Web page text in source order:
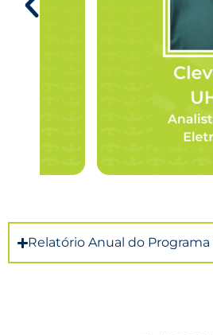
Relatório Anual do